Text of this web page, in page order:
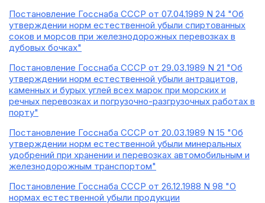
Постановление Госснаба СССР от 07.04.1989 N 24 "Об
утверждении норм естественной убыли спиртованных
соков и морсов при железнодорожных перевозках в
дубовых бочках"
Постановление Госснаба СССР от 29.03.1989 N 21 "Об
утверждении норм естественной убыли антрацитов,
каменных и бурых углей всех марок при морских и
речных перевозках и погрузочно-разгрузочных работах в
порту"
Постановление Госснаба СССР от 20.03.1989 N 15 "Об
утверждении норм естественной убыли минеральных
удобрений при хранении и перевозках автомобильным и
железнодорожным транспортом"
Постановление Госснаба СССР от 26.12.1988 N 98 "О
нормах естественной убыли продукции